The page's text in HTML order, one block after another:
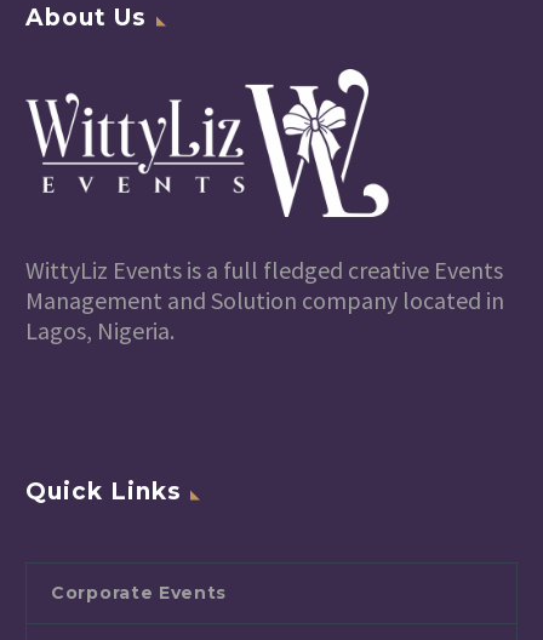
About Us
WittyLiz Events is a full fledged creative Events
Management and Solution company located in
Lagos, Nigeria.
Quick Links
Corporate Events